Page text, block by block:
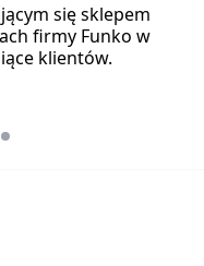
się sklepem
firmy Funko w
klientów.